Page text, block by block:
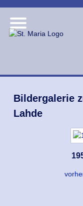
Bildergalerie
Lahde